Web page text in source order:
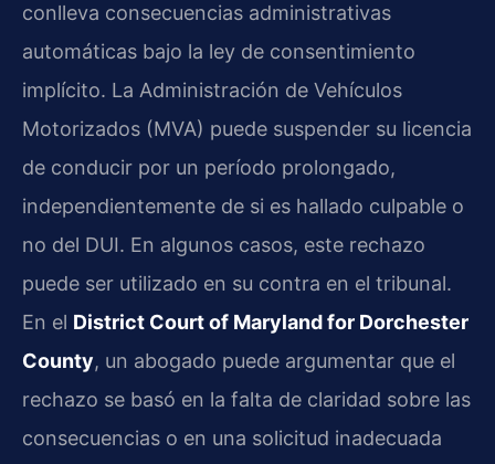
conlleva consecuencias administrativas
automáticas bajo la ley de consentimiento
implícito. La Administración de Vehículos
Motorizados (MVA) puede suspender su licencia
de conducir por un período prolongado,
independientemente de si es hallado culpable o
no del DUI. En algunos casos, este rechazo
puede ser utilizado en su contra en el tribunal.
En el District Court of Maryland for Dorchester
County, un abogado puede argumentar que el
rechazo se basó en la falta de claridad sobre las
consecuencias o en una solicitud inadecuada